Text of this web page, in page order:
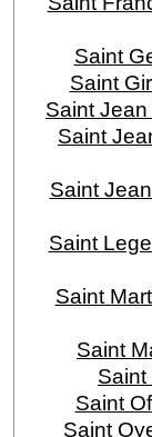
Saint
Saint
Saint
Saint
Saint
Saint
Saint
Saint
Saint
Saint